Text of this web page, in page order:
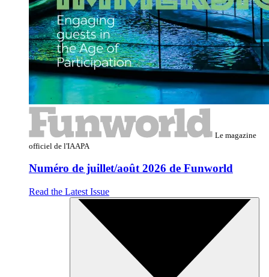
Le magazine
officiel de l'IAAPA
Numéro de juillet/août 2026 de Funworld
Read the Latest Issue